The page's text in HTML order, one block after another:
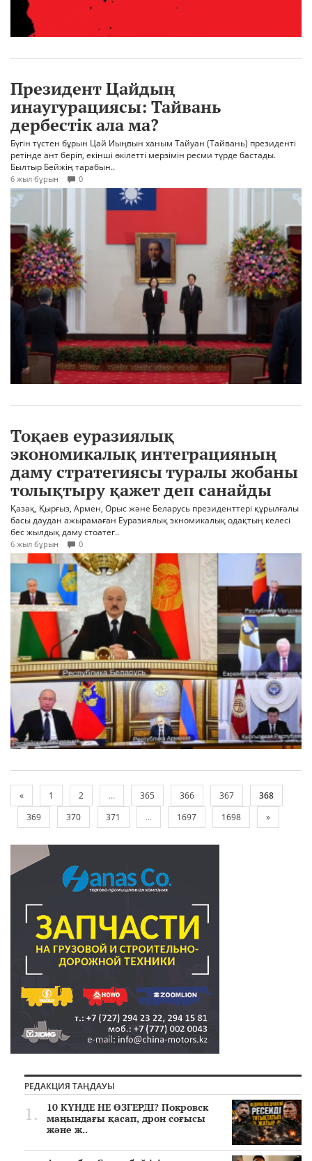
Президент Цайдың
инаугурациясы: Тайвань
дербестік ала ма?
Бүгін түстен бұрын Цай Иыңвын ханым Тайуан (Тайвань) президенті
ретінде ант беріп, екінші өкілетті мерзімін ресми түрде бастады.
Былтыр Бейжің тарабын..
6 жыл бұрын 0
Тоқаев еуразиялық
экономикалық интеграцияның
даму стратегиясы туралы жобаны
толықтыру қажет деп санайды
Қазақ, Қырғыз, Армен, Орыс және Беларусь президенттері құрылғалы
басы даудан ажырамаған Еуразиялық экномикалық одақтың келесі
бес жылдық даму стоатег..
6 жыл бұрын 0
« 1 2 ... 365 366 367
368
369
370 371 ... 1697 1698 »
РЕДАКЦИЯ ТАҢДАУЫ
10 КҮНДЕ НЕ ӨЗГЕРДІ? Покровск
маңындағы қасап, дрон соғысы
және ж..